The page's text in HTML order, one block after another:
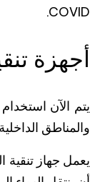
COVID.
أجهزة
يتم الآن
والمناطق